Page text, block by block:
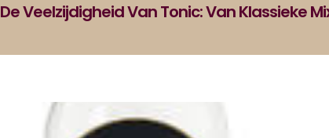
De Veelzijdigheid Van Tonic: Van Klassieke